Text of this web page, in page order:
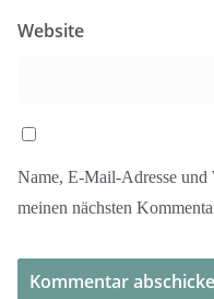
Website
Name, E-Mail-Adresse und
meinen nächsten